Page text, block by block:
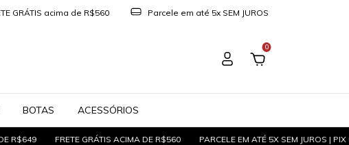
GRÁTIS acima de R$560 Parcele em até 5x SEM JUROS
0
BOTAS ACESSÓRIOS
FRETE GRÁTIS ACIMA DE R$560 PARCELE EM ATÉ 5X SEM JUROS | PIX COM 6%